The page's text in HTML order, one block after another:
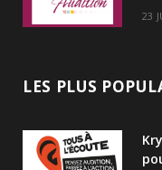
23
LES PLUS